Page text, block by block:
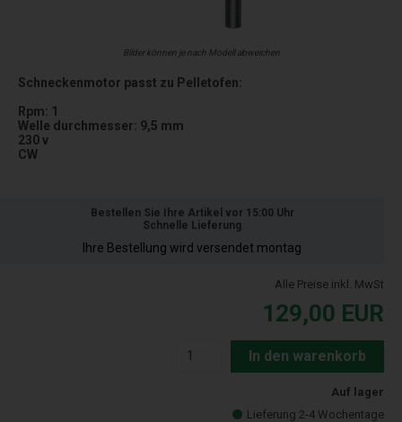
Bilder können je nach Modell abweichen
Schneckenmotor passt zu Pelletofen:
Rpm: 1
Welle durchmesser: 9,5 mm
230 v
CW
Bestellen Sie Ihre Artikel vor 15:00 Uhr
Schnelle Lieferung
Ihre Bestellung wird versendet montag
Alle Preise inkl. MwSt
129,00 EUR
In den warenkorb
Auf lager
Lieferung 2-4 Wochentage